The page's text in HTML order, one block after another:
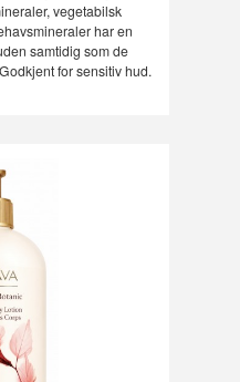
vegetabilsk
har en
samtidig som de
for sensitiv hud.